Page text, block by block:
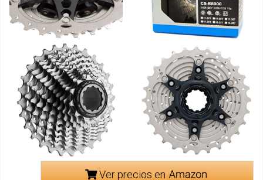
Ver precios en